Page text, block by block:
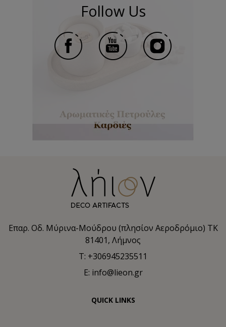
Follow Us
Επαρ. Οδ. Μύρινα-Μούδρου (πλησίον Αεροδρόμιο) TK
81401, Λήμνος
T: +306945235511
E: info@lieon.gr
QUICK LINKS